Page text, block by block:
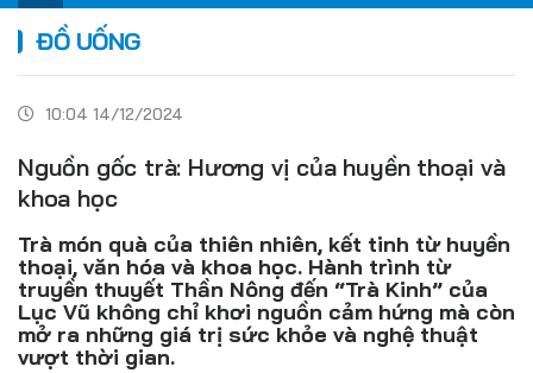
Sự kiện
Kinh tế - Tiêu dùng
Đời sống
Thị trường
Đồ uống
Pháp luật
ĐỒ UỐNG
10:04 14/12/2024
Nguồn gốc trà: Hương vị của huyền thoại và
khoa học
Trà món quà của thiên nhiên, kết tinh từ huyền
thoại, văn hóa và khoa học. Hành trình từ
truyền thuyết Thần Nông đến “Trà Kinh” của
Lục Vũ không chỉ khơi nguồn cảm hứng mà còn
mở ra những giá trị sức khỏe và nghệ thuật
vượt thời gian.